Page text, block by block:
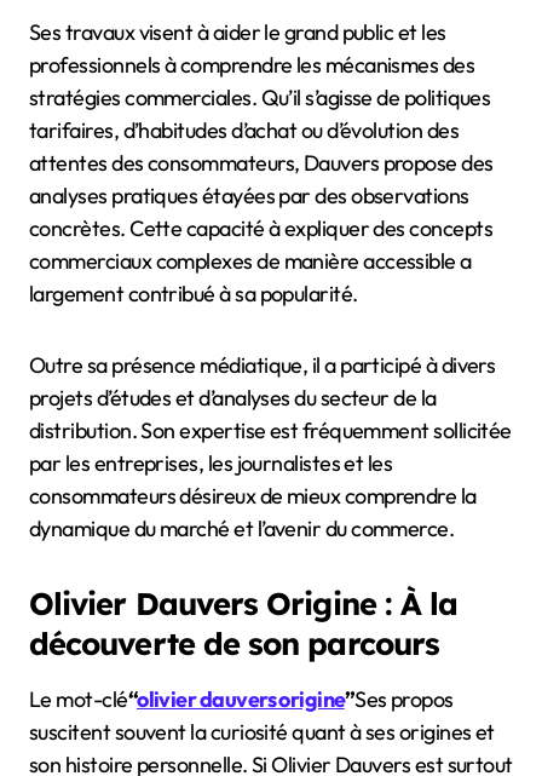
Ses travaux visent à aider le grand public et les
professionnels à comprendre les mécanismes des
stratégies commerciales. Qu’il s’agisse de politiques
tarifaires, d’habitudes d’achat ou d’évolution des
attentes des consommateurs, Dauvers propose des
analyses pratiques étayées par des observations
concrètes. Cette capacité à expliquer des concepts
commerciaux complexes de manière accessible a
largement contribué à sa popularité.
Outre sa présence médiatique, il a participé à divers
projets d’études et d’analyses du secteur de la
distribution. Son expertise est fréquemment sollicitée
par les entreprises, les journalistes et les
consommateurs désireux de mieux comprendre la
dynamique du marché et l’avenir du commerce.
Olivier Dauvers Origine : À la
découverte de son parcours
Le mot-clé“olivier dauvers origine”Ses propos
suscitent souvent la curiosité quant à ses origines et
son histoire personnelle. Si Olivier Dauvers est surtout